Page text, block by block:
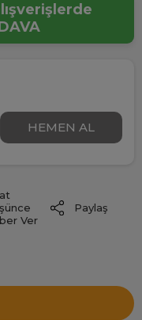
Ver
Paylaş